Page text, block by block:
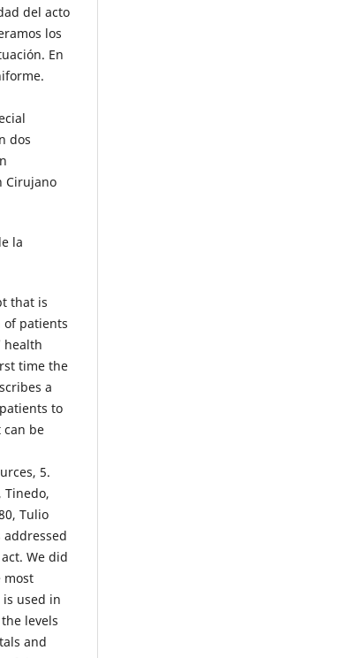
del acto
los
En
dos
Cirujano
la
that is
of patients
health
time the
a
to
be
5.
Tinedo,
Tulio
addressed
We did
most
used in
levels
and